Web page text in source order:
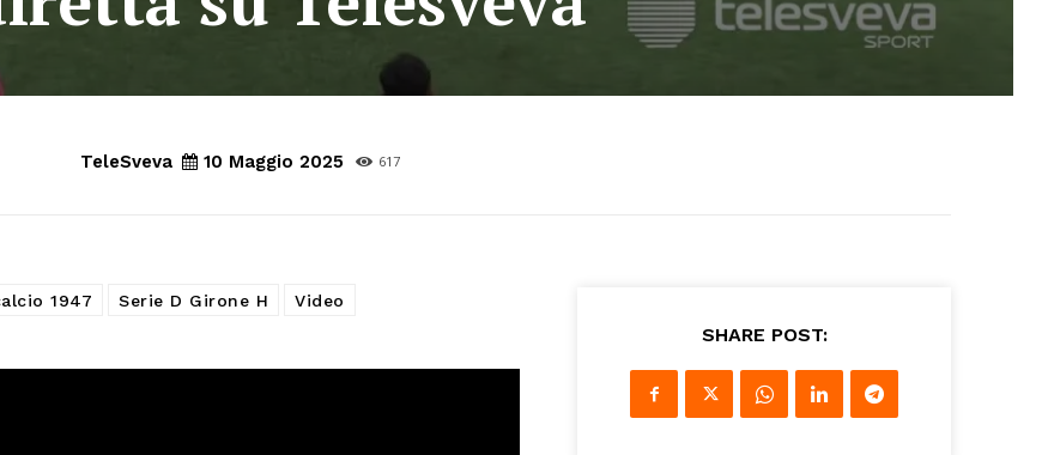
TeleSveva 10 Maggio 2025 617
1947 Serie D Girone H Video
SHARE POST: